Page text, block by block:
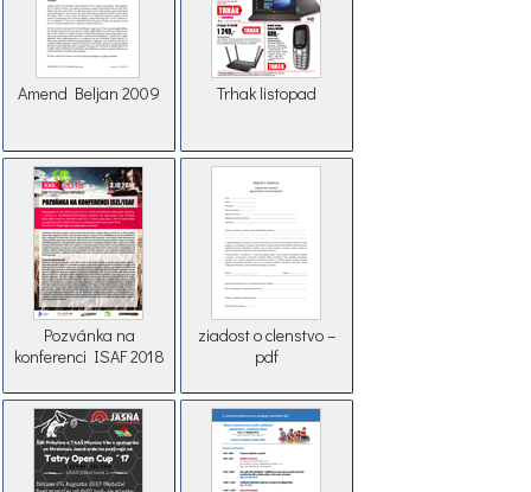
Amend Beljan 2009 Trhak listopad
Pozvánka na
konferenci ISAF 2018
ziadost o clenstvo –
pdf